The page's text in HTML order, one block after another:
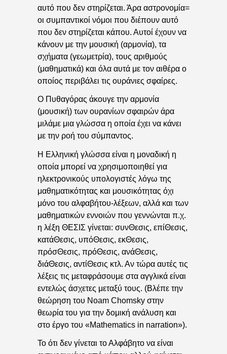
αυτό που δεν στηρίζεται. Άρα αστρονομία=
οι συμπαντικοί νόμοι που διέπουν αυτό
που δεν στηρίζεται κάπου. Αυτοί έχουν να
κάνουν με την μουσική (αρμονία), τα
σχήματα (γεωμετρία), τους αριθμούς
(μαθηματικά) και όλα αυτά με τον αιθέρα ο
οποίος περιβάλει τις ουράνιες σφαίρες.
Ο Πυθαγόρας άκουγε την αρμονία
(μουσική) των ουρανίων σφαιρών άρα
μιλάμε μια γλώσσα η οποία έχει να κάνει
με την ροή του σύμπαντος.
Η Ελληνική γλώσσα είναι η μοναδική η
οποία μπορεί να χρησιμοποιηθεί για
ηλεκτρονικούς υπολογιστές λόγω της
μαθηματικότητας και μουσικότητας όχι
μόνο του αλφαβήτου-λέξεων, αλλά και των
μαθηματικών εννοιών που γεννώνται π.χ.
η λέξη ΘΕΣΙΣ γίνεται: συνΘεσις, επίΘεσις,
κατάΘεσις, υπόΘεσις, εκΘεσις,
πρόσΘεσις, πρόΘεσις, ανάΘεσις,
διάΘεσις, αντίΘεσις κτλ. Αν τώρα αυτές τις
λέξεις τις μεταφράσουμε στα αγγλικά είναι
εντελώς άσχετες μεταξύ τους. (Βλέπε την
θεώρηση του Noam Chomsky στην
θεωρία του για την δομική ανάλυση και
στο έργο του «Mathematics in narration»).
Το ότι δεν γίνεται το Αλφάβητο να είναι